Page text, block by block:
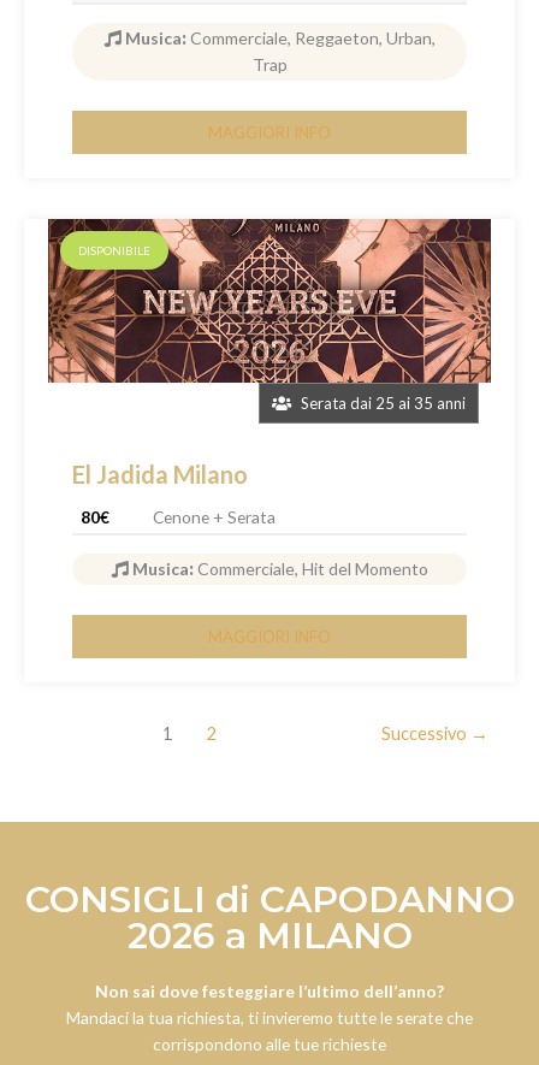
Musica: Commerciale, Reggaeton, Urban,
Trap
MAGGIORI INFO
Serata dai 25 ai 35 anni
DISPONIBILE
El Jadida Milano
80€ Cenone + Serata
Musica: Commerciale, Hit del Momento
MAGGIORI INFO
1 2 Successivo →
CONSIGLI di CAPODANNO
2026 a MILANO
Non sai dove festeggiare l’ultimo dell’anno?
Mandaci la tua richiesta, ti invieremo tutte le serate che
corrispondono alle tue richieste